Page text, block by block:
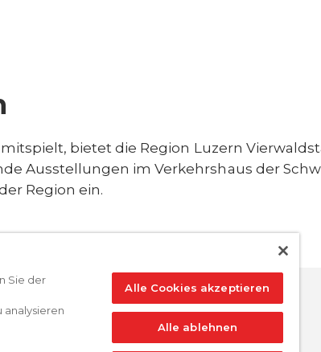
bietet die Region Luzern
Ausstellungen im Verkehrshaus der
Region ein.
Sie der
analysieren
Alle Cookies akzeptieren
Alle ablehnen